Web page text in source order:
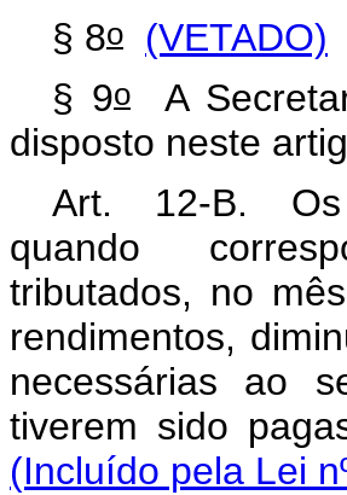
§ 8o (VETADO)
§ 9o A
disposto neste
Art. 12-B. Os
quando
tributados, no
rendimentos,
necessárias ao
tiverem sido
(Incluído pela Lei